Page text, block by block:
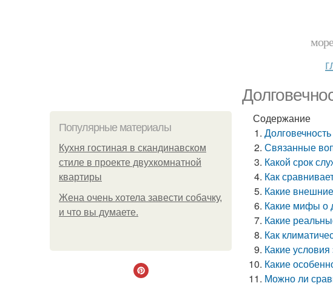
Популярные материалы
Кухня гостиная в скандинавском
стиле в проекте двухкомнатной
квартиры
Жена очень хотела завести собачку,
и что вы думаете.
Содержание
Связанные
Какой срок
Как
Какие
Какие мифы о
Какие
Как
Какие
Какие
Можно ли